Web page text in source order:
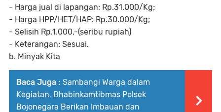
- Harga jual di lapangan: Rp.31.000/Kg;
- Harga HPP/HET/HAP: Rp.30.000/Kg;
- Selisih Rp.1.000,-(seribu rupiah)
- Keterangan: Sesuai.
b. Minyak Kita
Baca Juga : Sambangi Warga dalam
Kegiatan, Bhabinkamtibmas Polsek
Bojonegara Berikan Imbauan dan